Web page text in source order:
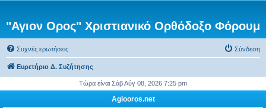
"Αγιον Ορος" Χριστιανικό Ορθόδοξο Φόρουμ
Συχνές ερωτήσεις Σύνδεση
Ευρετήριο Δ. Συζήτησης
Τώρα είναι Σάβ Αύγ 08, 2026 7:25 pm
Agiooros.net